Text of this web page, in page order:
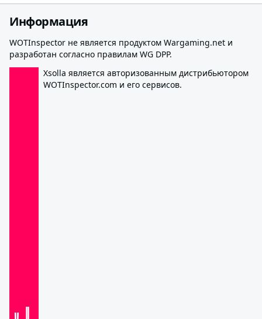
Информация
WOTInspector не является продуктом Wargaming.net и
разработан согласно правилам WG DPP.
Xsolla является авторизованным дистрибьютором
WOTInspector.com и его сервисов.